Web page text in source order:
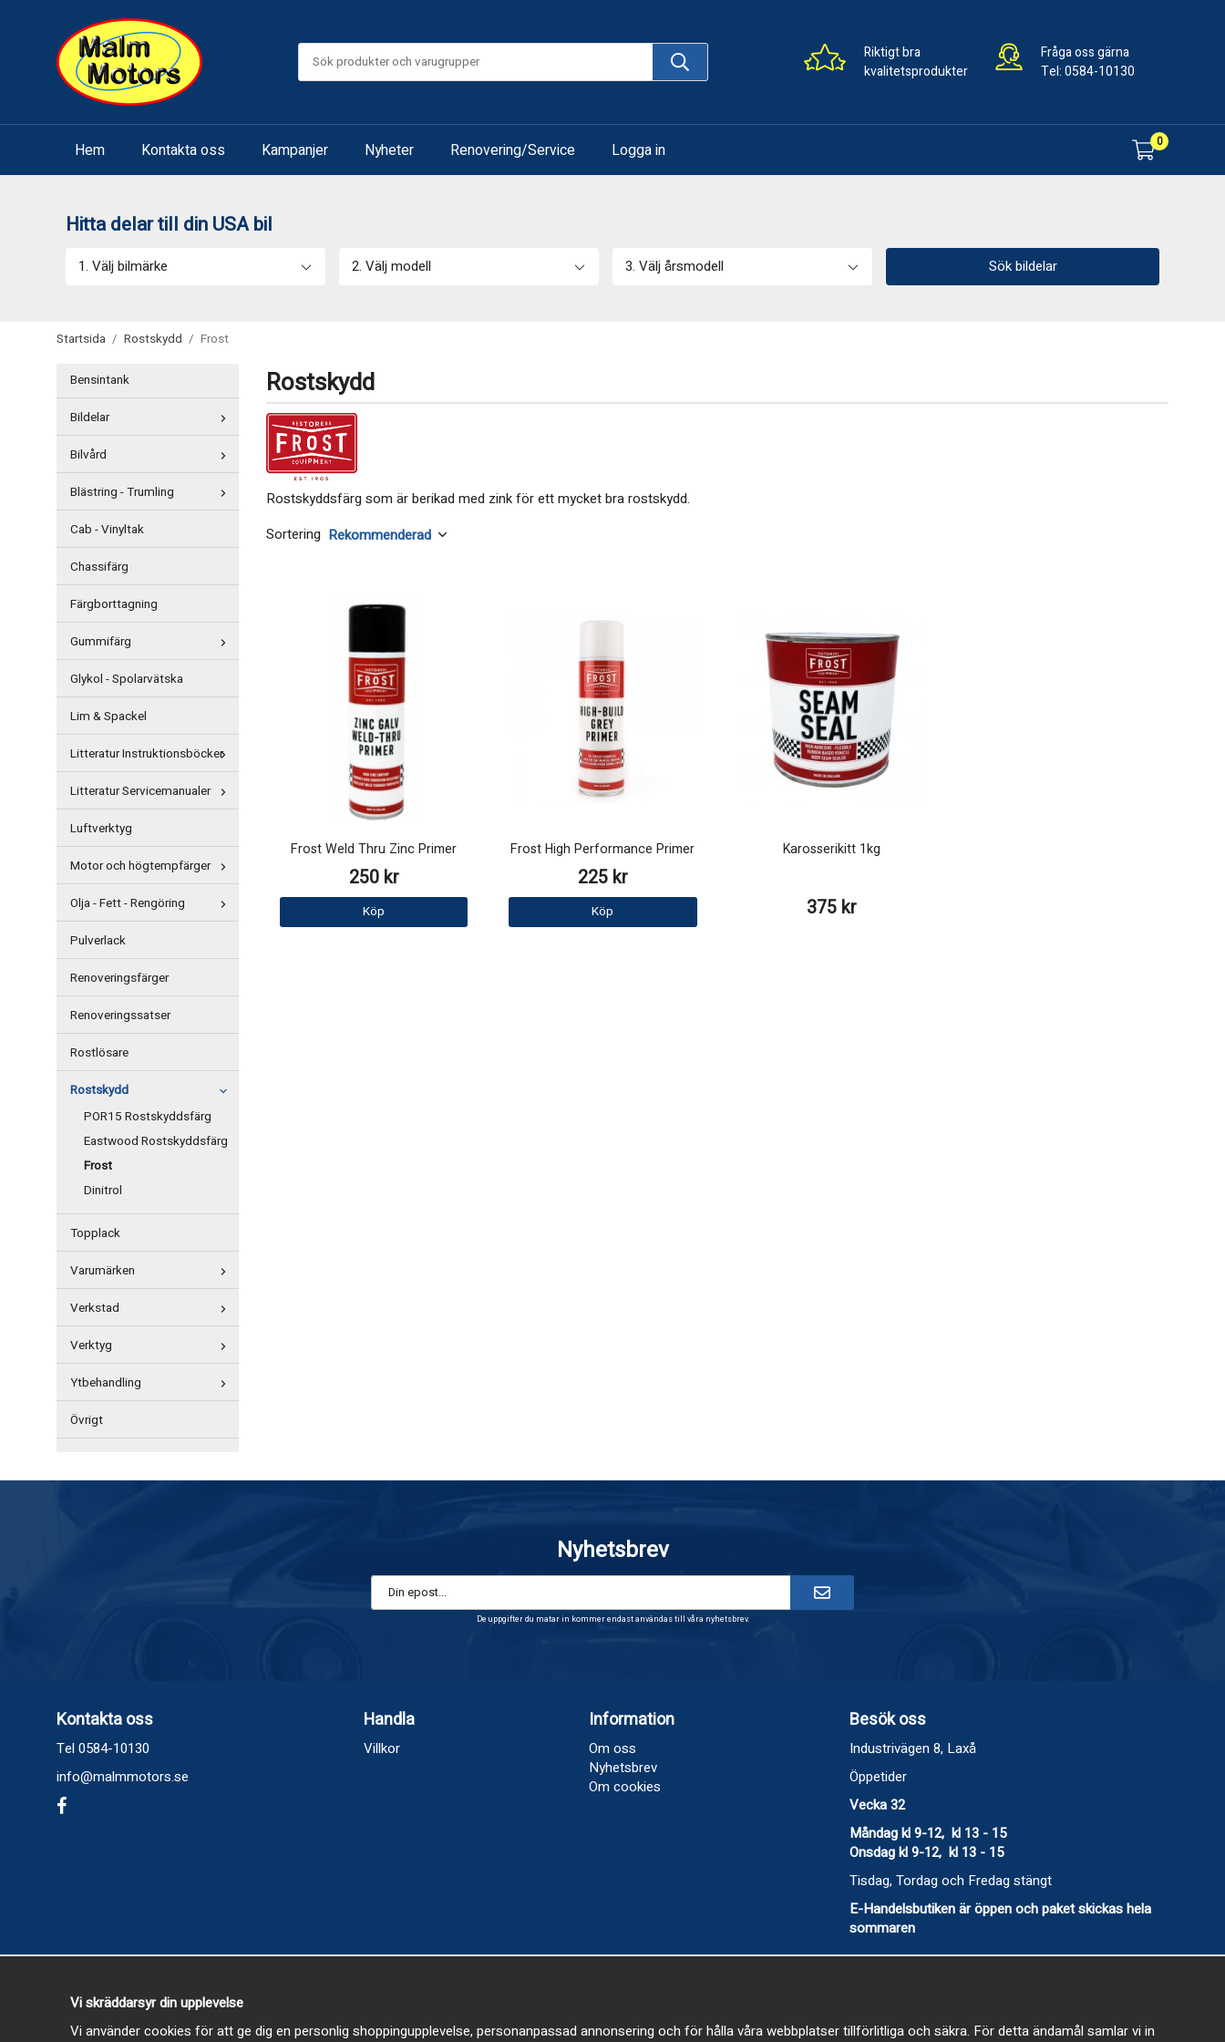
Riktigt bra
kvalitetsprodukter
Fråga oss gärna
Tel:0584-10130
Hem Kontakta oss Kampanjer Nyheter Renovering/Service Logga in 0
Hitta delar till din USA bil
1. Välj bilmärke 2. Välj modell 3. Välj årsmodell Sök bildelar
Startsida / Rostskydd / Frost
Bensintank
Bildelar
Bilvård
Blästring - Trumling
Cab - Vinyltak
Chassifärg
Färgborttagning
Gummifärg
Glykol - Spolarvätska
Lim & Spackel
Litteratur Instruktionsböcker
Litteratur Servicemanualer
Luftverktyg
Motor och högtempfärger
Olja - Fett - Rengöring
Pulverlack
Renoveringsfärger
Renoveringssatser
Rostlösare
Rostskydd
POR15 Rostskyddsfärg
Eastwood Rostskyddsfärg
Frost
Dinitrol
Topplack
Varumärken
Verkstad
Verktyg
Ytbehandling
Övrigt
Rostskydd
Rostskyddsfärg som är berikad med zink för ett mycket bra rostskydd.
Sortering
Frost Weld Thru Zinc Primer
250 kr
Köp
Frost High Performance Primer
225 kr
Köp
Karosserikitt 1kg
375 kr
Nyhetsbrev
De uppgifter du matar in kommer endast användas till våra nyhetsbrev.
Kontakta oss
Tel 0584-10130
info@malmmotors.se
Handla
Villkor
Information
Om oss
Nyhetsbrev
Om cookies
Besök oss
Industrivägen 8, Laxå
Öppetider
Vecka 32
Måndag kl 9-12, kl 13 - 15
Onsdag kl 9-12, kl 13 - 15
Tisdag, Tordag och Fredag stängt
E-Handelsbutiken är öppen och paket skickas hela
sommaren
Vi skräddarsyr din upplevelse
Vi använder cookies för att ge dig en personlig shoppingupplevelse, personanpassad annonsering och för hålla våra webbplatser tillförlitliga och säkra. För detta ändamål samlar vi in